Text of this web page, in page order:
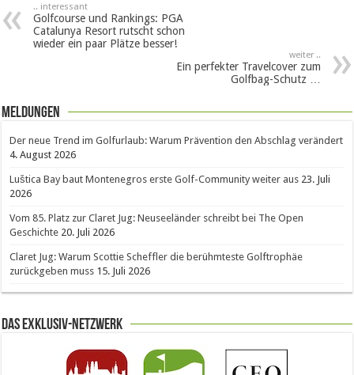
.. interessant
Golfcourse und Rankings: PGA
Catalunya Resort rutscht schon
wieder ein paar Plätze besser!
weiter ..
Ein perfekter Travelcover zum
Golfbag-Schutz …
Meldungen
Der neue Trend im Golfurlaub: Warum Prävention den Abschlag verändert
4. August 2026
Luštica Bay baut Montenegros erste Golf-Community weiter aus 23. Juli
2026
Vom 85. Platz zur Claret Jug: Neuseeländer schreibt bei The Open
Geschichte 20. Juli 2026
Claret Jug: Warum Scottie Scheffler die berühmteste Golftrophäe
zurückgeben muss 15. Juli 2026
Das Exklusiv-Netzwerk